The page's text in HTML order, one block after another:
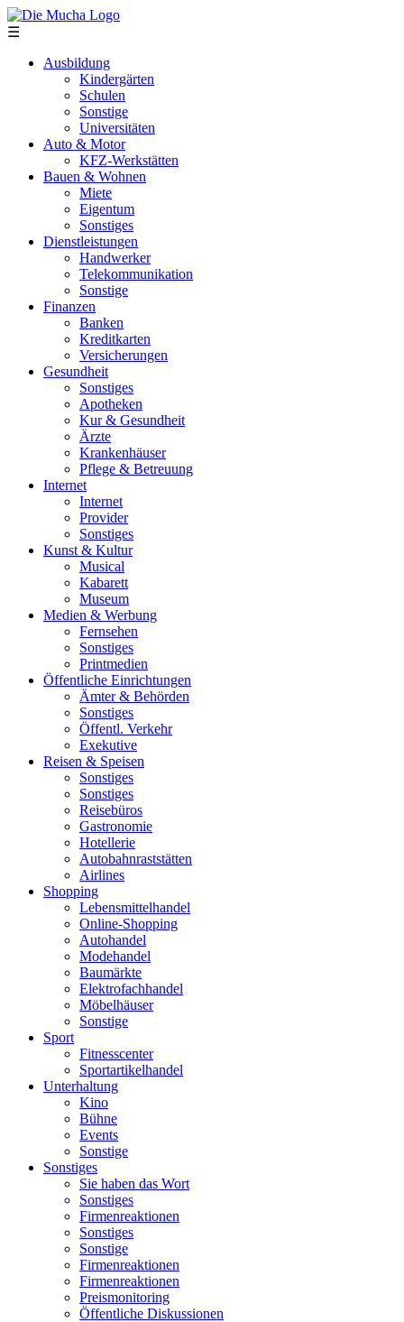
Direkt zum Inhalt
☰
Ausbildung
Kindergärten
Schulen
Sonstige
Universitäten
Auto & Motor
KFZ-Werkstätten
Bauen & Wohnen
Miete
Eigentum
Sonstiges
Dienstleistungen
Handwerker
Telekommunikation
Sonstige
Finanzen
Banken
Kreditkarten
Versicherungen
Gesundheit
Sonstiges
Apotheken
Kur & Gesundheit
Ärzte
Krankenhäuser
Pflege & Betreuung
Internet
Internet
Provider
Sonstiges
Kunst & Kultur
Musical
Kabarett
Museum
Medien & Werbung
Fernsehen
Sonstiges
Printmedien
Öffentliche Einrichtungen
Ämter & Behörden
Sonstiges
Öffentl. Verkehr
Exekutive
Reisen & Speisen
Sonstiges
Sonstiges
Reisebüros
Gastronomie
Hotellerie
Autobahnraststätten
Airlines
Shopping
Lebensmittelhandel
Online-Shopping
Autohandel
Modehandel
Baumärkte
Elektrofachhandel
Möbelhäuser
Sonstige
Sport
Fitnesscenter
Sportartikelhandel
Unterhaltung
Kino
Bühne
Events
Sonstige
Sonstiges
Sie haben das Wort
Sonstiges
Firmenreaktionen
Sonstiges
Sonstige
Firmenreaktionen
Firmenreaktionen
Preismonitoring
Öffentliche Diskussionen